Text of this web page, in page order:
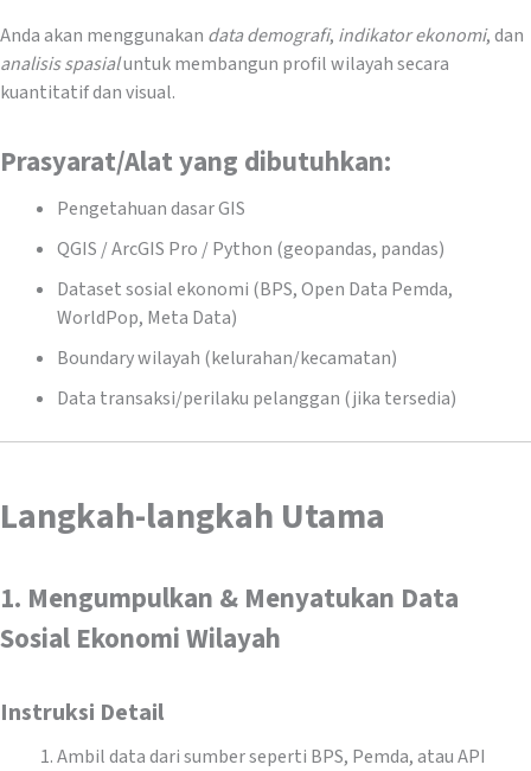
Anda akan menggunakan data demografi, indikator ekonomi, dan
analisis spasialuntuk membangun profil wilayah secara
kuantitatif dan visual.
Prasyarat/Alat yang dibutuhkan:
Pengetahuan dasar GIS
QGIS / ArcGIS Pro / Python (geopandas, pandas)
Dataset sosial ekonomi (BPS, Open Data Pemda,
WorldPop, Meta Data)
Boundary wilayah (kelurahan/kecamatan)
Data transaksi/perilaku pelanggan (jika tersedia)
Langkah-langkah Utama
1. Mengumpulkan & Menyatukan Data
Sosial Ekonomi Wilayah
Instruksi Detail
Ambil data dari sumber seperti BPS, Pemda, atau API